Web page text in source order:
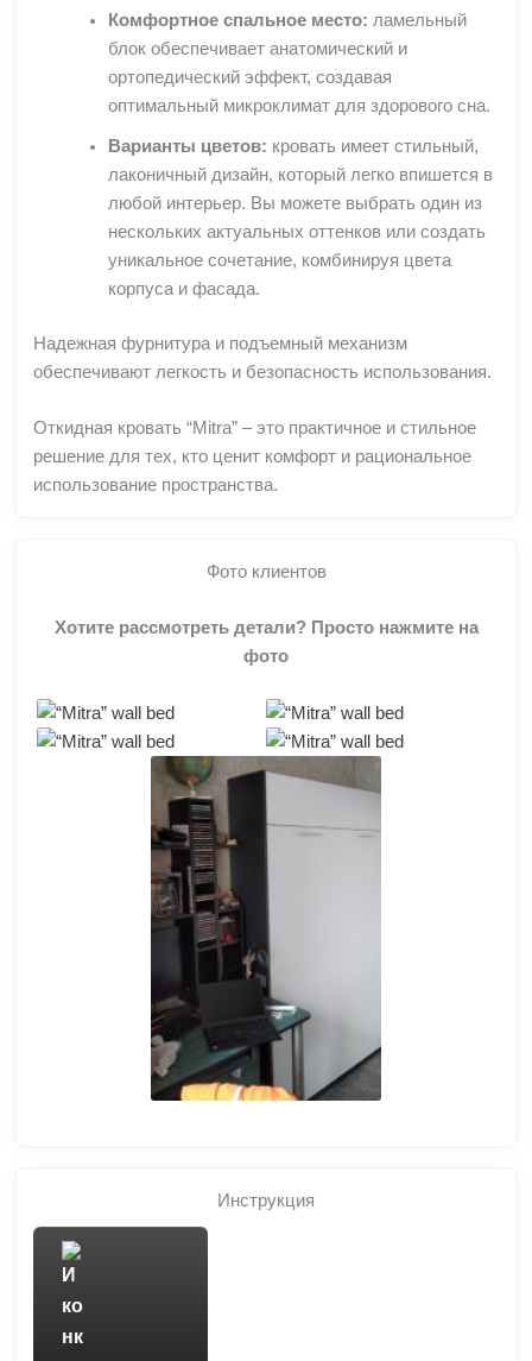
Комфортное спальное место: ламельный
блок обеспечивает анатомический и
ортопедический эффект, создавая
оптимальный микроклимат для здорового сна.
Варианты цветов: кровать имеет стильный,
лаконичный дизайн, который легко впишется в
любой интерьер. Вы можете выбрать один из
нескольких актуальных оттенков или создать
уникальное сочетание, комбинируя цвета
корпуса и фасада.
Надежная фурнитура и подъемный механизм
обеспечивают легкость и безопасность использования.
Откидная кровать “Mitra” – это практичное и стильное
решение для тех, кто ценит комфорт и рациональное
использование пространства.
Фото клиентов
Хотите рассмотреть детали? Просто нажмите на
фото
Инструкция